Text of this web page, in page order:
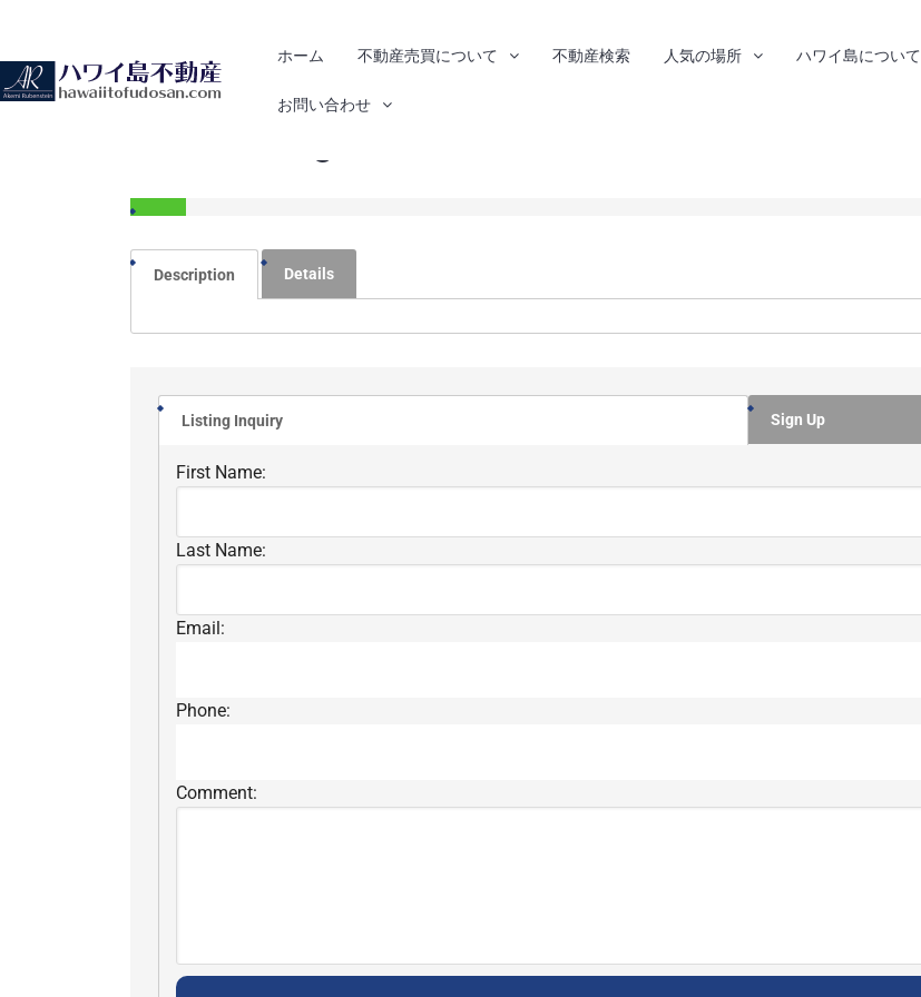
ホーム 不動産売買について 不動産検索 人気の場所 ハワイ島について
お問い合わせ
Description Details
Listing Inquiry Sign Up
First Name:
Last Name:
Email:
Phone:
Comment: